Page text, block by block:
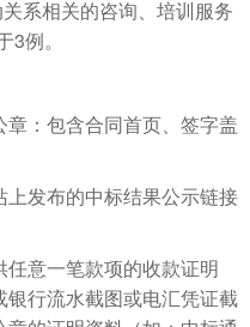
系相关的咨询、培训服务
3例。
：包含合同首页、签字盖
发布的中标结果公示链接
意一笔款项的收款证明
银行流水截图或电汇凭证截